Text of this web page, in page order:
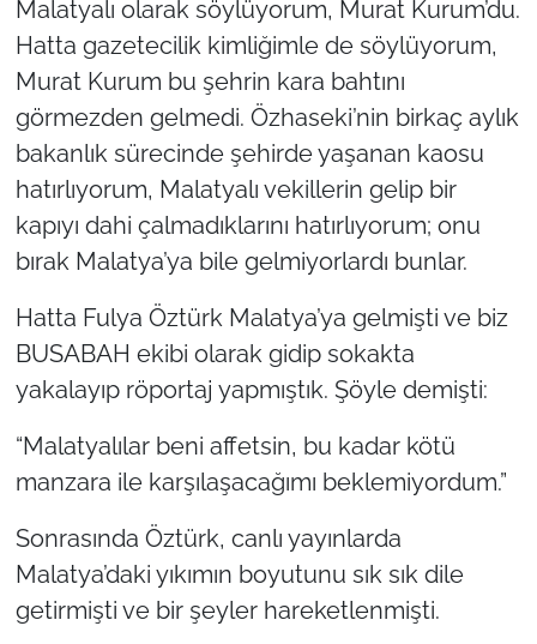
Malatyalı olarak söylüyorum, Murat Kurum’du.
Hatta gazetecilik kimliğimle de söylüyorum,
Murat Kurum bu şehrin kara bahtını
görmezden gelmedi. Özhaseki’nin birkaç aylık
bakanlık sürecinde şehirde yaşanan kaosu
hatırlıyorum, Malatyalı vekillerin gelip bir
kapıyı dahi çalmadıklarını hatırlıyorum; onu
bırak Malatya’ya bile gelmiyorlardı bunlar.
Hatta Fulya Öztürk Malatya’ya gelmişti ve biz
BUSABAH ekibi olarak gidip sokakta
yakalayıp röportaj yapmıştık. Şöyle demişti:
“Malatyalılar beni affetsin, bu kadar kötü
manzara ile karşılaşacağımı beklemiyordum.”
Sonrasında Öztürk, canlı yayınlarda
Malatya’daki yıkımın boyutunu sık sık dile
getirmişti ve bir şeyler hareketlenmişti.